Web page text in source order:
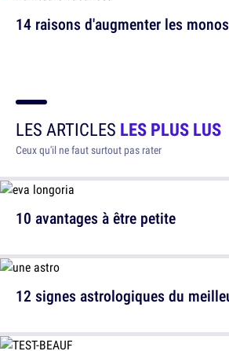
14 raisons d'augmenter les monos
LES ARTICLES LES PLUS LUS
Ceux qu'il ne faut surtout pas rater
10 avantages à être petite
12 signes astrologiques du